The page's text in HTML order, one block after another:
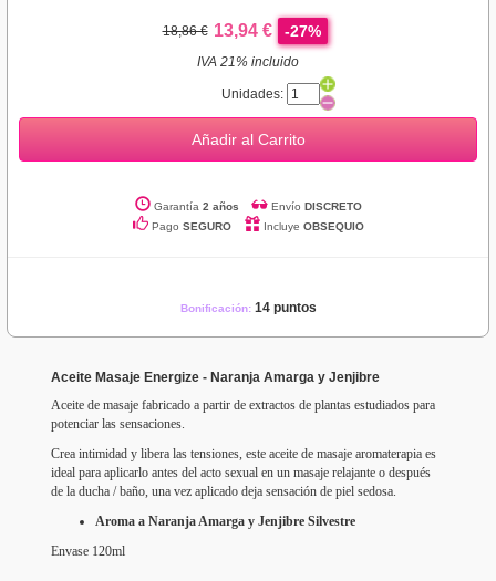
18,86 € 13,94 € -27%
IVA 21% incluido
Unidades:
Añadir al Carrito
Garantía 2 años Envío DISCRETO
Pago SEGURO Incluye OBSEQUIO
Bonificación: 14 puntos
Aceite Masaje Energize - Naranja Amarga y Jenjibre
Aceite de masaje fabricado a partir de extractos de plantas estudiados para
potenciar las sensaciones.
Crea intimidad y libera las tensiones, este aceite de masaje aromaterapia es
ideal para aplicarlo antes del acto sexual en un masaje relajante o después
de la ducha / baño, una vez aplicado deja sensación de piel sedosa.
Aroma a Naranja Amarga y Jenjibre Silvestre
Envase 120ml